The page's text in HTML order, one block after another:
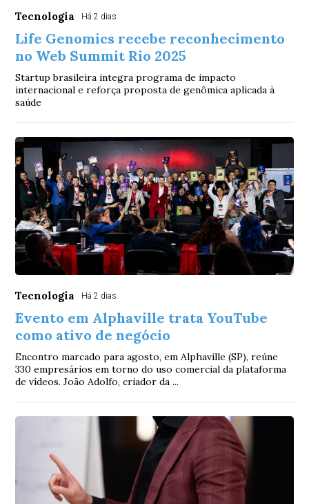
Tecnologia Há 2 dias
Life Genomics recebe reconhecimento
no Web Summit Rio 2025
Startup brasileira integra programa de impacto
internacional e reforça proposta de genômica aplicada à
saúde
Tecnologia Há 2 dias
Evento em Alphaville trata YouTube
como ativo de negócio
Encontro marcado para agosto, em Alphaville (SP), reúne
330 empresários em torno do uso comercial da plataforma
de vídeos. João Adolfo, criador da ...